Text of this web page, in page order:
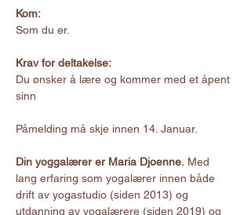
Kom:
Som du er.
Krav for deltakelse:
Du ønsker å lære og kommer med et åpent
sinn
Påmelding må skje innen 14. Januar.
Din yoggalærer er Maria Djoenne. Med
lang erfaring som yogalærer innen både
drift av yogastudio (siden 2013) og
utdanning av yogalærere (siden 2019) og